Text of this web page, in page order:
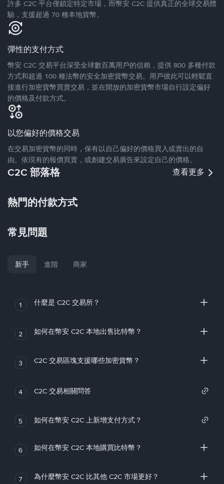
許多 C2C 平台僅鎖定特定市場，而幣安 C2C 提供真正的全球交易體
驗，支援超過 70 種本地貨幣。
彈性的支付方式
幣安 C2C 交易平台深受全球數百萬用戶的信賴，提供 800 多種付款
方式和超過 100 種法幣的安全加密貨幣交易。用戶彼此可以輕鬆直
接進行加密貨幣買賣交易，並在開放的加密貨幣市場自行設定偏好
的價格及付款方式。
以您偏好的價格交易
在交易加密貨幣的同時，保有以自己偏好的價格買入或賣出的自
由。依現有的報價買賣，或創建交易廣告來設定自己的價格。
C2C 部落格 查看更多
熱門的付款方式
常見問題
新手 進階 商家
1 什麼是 C2C 交易所？
2 如何在幣安 C2C 本地出售比特幣？
3 C2C 交易區塊支援哪些加密貨幣？
4 C2C 交易相關問答
5 如何在幣安 C2C 上新增支付方式？
6 如何在幣安 C2C 本地購買比特幣？
7 為什麼幣安 C2C 比其他 C2C 市場更好？